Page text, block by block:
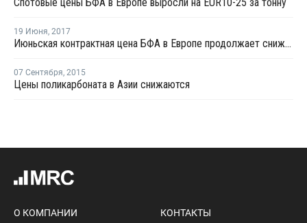
19 Июня, 2017
Июньская контрактная цена БФА в Европе продолжает снижаться
07 Сентября, 2015
Цены поликарбоната в Азии снижаются
завод МЭГ в Китае на плановую